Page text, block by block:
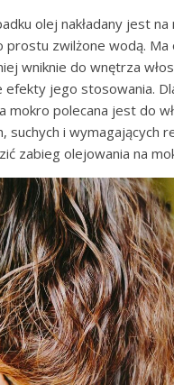
olej nakładany jest na
prostu zwilżone wodą. Ma
wniknie do wnętrza
efekty jego stosowania.
mokro polecana jest do
suchych i wymagających
zabieg olejowania na